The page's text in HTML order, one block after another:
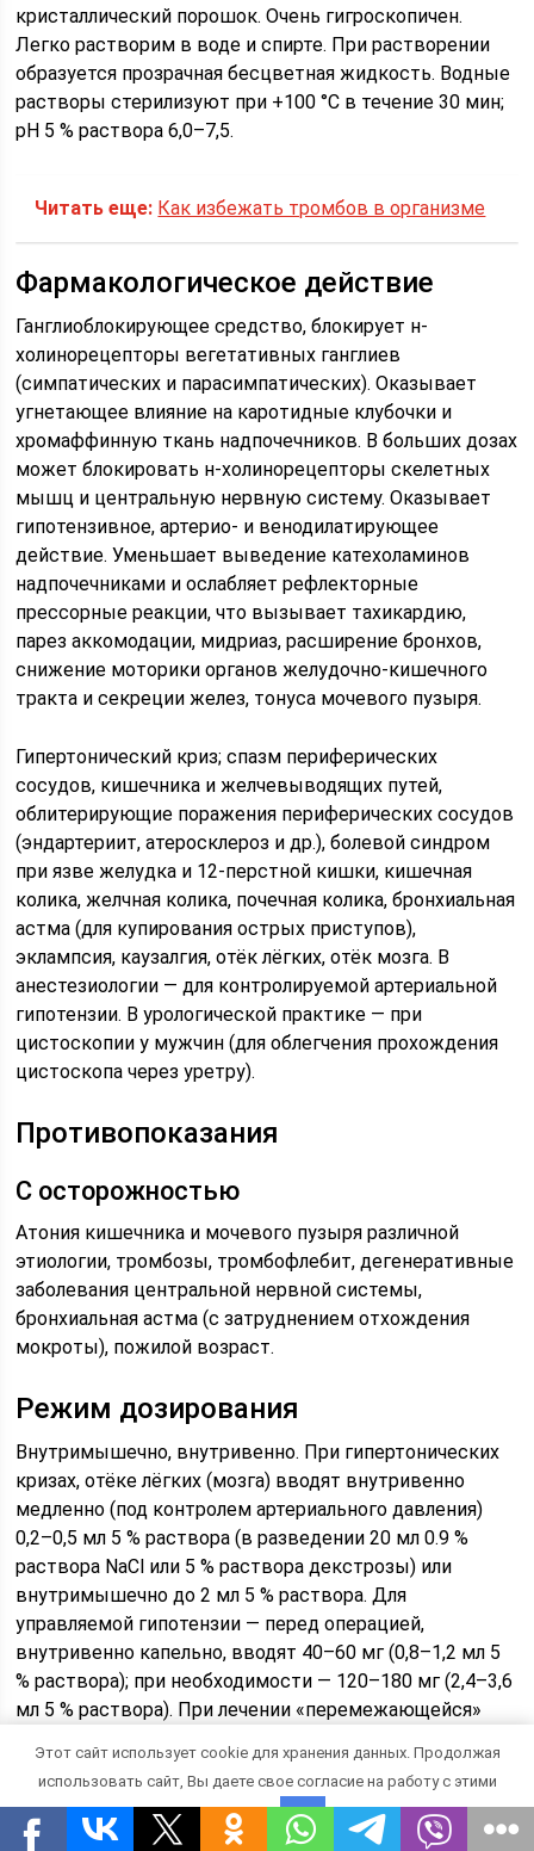
кристаллический порошок. Очень гигроскопичен.
Легко растворим в воде и спирте. При растворении
образуется прозрачная бесцветная жидкость. Водные
растворы стерилизуют при +100 °C в течение 30 мин;
pH 5 % раствора 6,0–7,5.
Читать еще: Как избежать тромбов в организме
Фармакологическое действие
Ганглиоблокирующее средство, блокирует н-
холинорецепторы вегетативных ганглиев
(симпатических и парасимпатических). Оказывает
угнетающее влияние на каротидные клубочки и
хромаффинную ткань надпочечников. В больших дозах
может блокировать н-холинорецепторы скелетных
мышц и центральную нервную систему. Оказывает
гипотензивное, артерио- и венодилатирующее
действие. Уменьшает выведение катехоламинов
надпочечниками и ослабляет рефлекторные
прессорные реакции, что вызывает тахикардию,
парез аккомодации, мидриаз, расширение бронхов,
снижение моторики органов желудочно-кишечного
тракта и секреции желез, тонуса мочевого пузыря.
Гипертонический криз; спазм периферических
сосудов, кишечника и желчевыводящих путей,
облитерирующие поражения периферических сосудов
(эндартериит, атеросклероз и др.), болевой синдром
при язве желудка и 12-перстной кишки, кишечная
колика, желчная колика, почечная колика, бронхиальная
астма (для купирования острых приступов),
эклампсия, каузалгия, отёк лёгких, отёк мозга. В
анестезиологии — для контролируемой артериальной
гипотензии. В урологической практике — при
цистоскопии у мужчин (для облегчения прохождения
цистоскопа через уретру).
Противопоказания
C осторожностью
Атония кишечника и мочевого пузыря различной
этиологии, тромбозы, тромбофлебит, дегенеративные
заболевания центральной нервной системы,
бронхиальная астма (с затруднением отхождения
мокроты), пожилой возраст.
Режим дозирования
Внутримышечно, внутривенно. При гипертонических
кризах, отёке лёгких (мозга) вводят внутривенно
медленно (под контролем артериального давления)
0,2–0,5 мл 5 % раствора (в разведении 20 мл 0.9 %
раствора NaCl или 5 % раствора декстрозы) или
внутримышечно до 2 мл 5 % раствора. Для
управляемой гипотензии — перед операцией,
внутривенно капельно, вводят 40–60 мг (0,8–1,2 мл 5
% раствора); при необходимости — 120–180 мг (2,4–3,6
мл 5 % раствора). При лечении «перемежающейся»
внутримышечно в начальной дозе 1 мл 5 % раствора,
при необходимости увеличивают до 1,5–2 мл 2–3 раза
в день. Высшая разовая доза для взрослых — 0,15 г (3
Этот сайт использует cookie для хранения данных. Продолжая
использовать сайт, Вы даете свое согласие на работу с этими
файлами.
OK